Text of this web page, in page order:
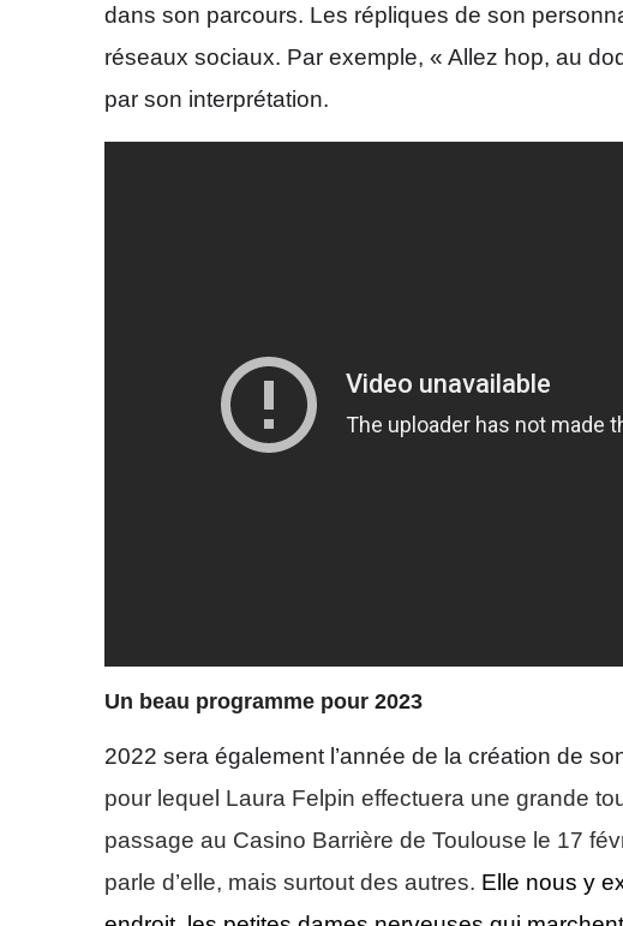
dans son parcours. Les répliques de son
réseaux sociaux. Par exemple, « Allez hop, au
par son interprétation.
Un beau programme pour 2023
2022 sera également l’année de la création de
pour lequel Laura Felpin effectuera une grande
passage au Casino Barrière de Toulouse le 17
parle d’elle, mais surtout des autres. Elle nous y